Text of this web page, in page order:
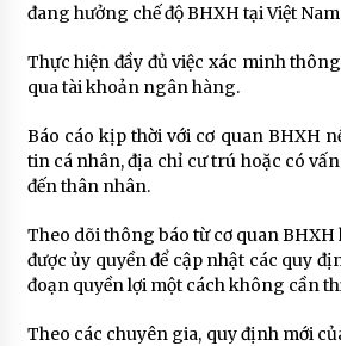
đang hưởng chế độ BHXH tại Việt
Thực hiện đầy đủ việc xác minh
qua tài khoản ngân hàng.
Báo cáo kịp thời với cơ quan BHXH
tin cá nhân, địa chỉ cư trú hoặc có
đến thân nhân.
Theo dõi thông báo từ cơ quan
được ủy quyền để cập nhật các quy
đoạn quyền lợi một cách không cần
Theo các chuyên gia, quy định mới